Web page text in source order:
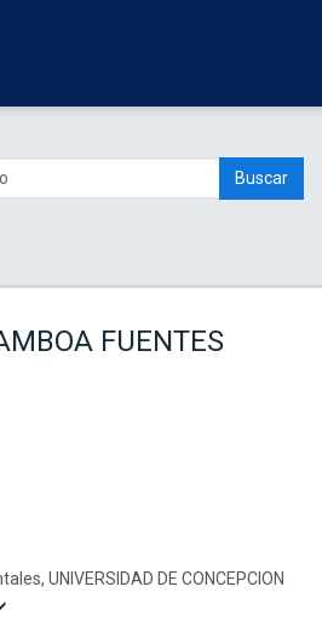
Buscar
FUENTES
UNIVERSIDAD DE CONCEPCION